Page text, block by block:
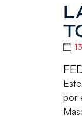
por